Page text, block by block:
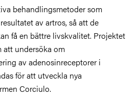
behandlingsmetoder som
av artros, så att de
få en bättre livskvalitet. Projektet
undersöka om
av adenosinreceptorer i
för att utveckla nya
Corciulo.